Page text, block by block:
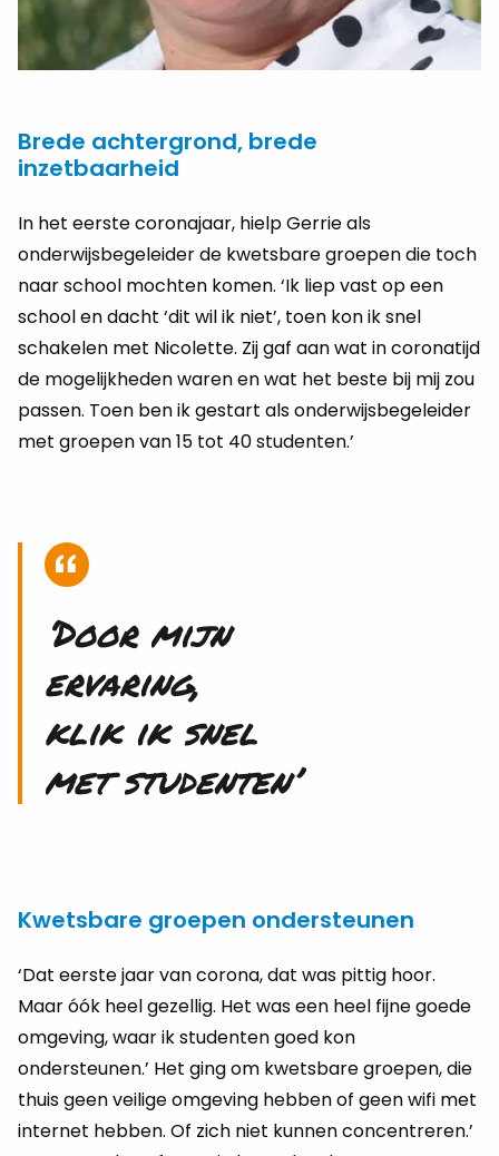
Brede achtergrond, brede
inzetbaarheid
In het eerste coronajaar, hielp Gerrie als
onderwijsbegeleider de kwetsbare groepen die toch
naar school mochten komen. ‘Ik liep vast op een
school en dacht ‘dit wil ik niet’, toen kon ik snel
schakelen met Nicolette. Zij gaf aan wat in coronatijd
de mogelijkheden waren en wat het beste bij mij zou
passen. Toen ben ik gestart als onderwijsbegeleider
met groepen van 15 tot 40 studenten.’
‘Door mijn
ervaring,
klik ik snel
met studenten’
Kwetsbare groepen ondersteunen
‘Dat eerste jaar van corona, dat was pittig hoor.
Maar óók heel gezellig. Het was een heel fijne goede
omgeving, waar ik studenten goed kon
ondersteunen.’ Het ging om kwetsbare groepen, die
thuis geen veilige omgeving hebben of geen wifi met
internet hebben. Of zich niet kunnen concentreren.’